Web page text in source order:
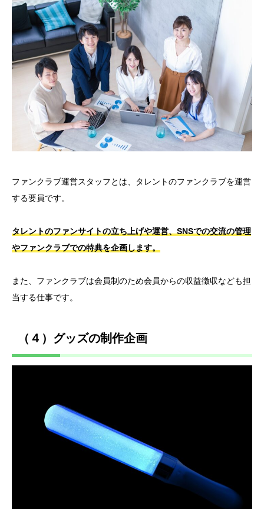
ファンクラブ運営スタッフとは、タレントのファンクラブを運営
する要員です。
タレントのファンサイトの立ち上げや運営、SNSでの交流の管理
やファンクラブでの特典を企画します。
また、ファンクラブは会員制のため会員からの収益徴収なども担
当する仕事です。
（４）グッズの制作企画